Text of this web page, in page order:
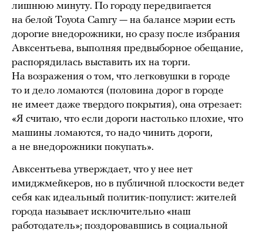
лишнюю минуту. По городу передвигается
на белой Toyota Camry — на балансе мэрии есть
дорогие внедорожники, но сразу после избрания
Авксентьева, выполняя предвыборное обещание,
распорядилась выставить их на торги.
На возражения о том, что легковушки в городе
то и дело ломаются (половина дорог в городе
не имеет даже твердого покрытия), она отрезает:
«Я считаю, что если дороги настолько плохие, что
машины ломаются, то надо чинить дороги,
а не внедорожники покупать».
Авксентьева утверждает, что у нее нет
имиджмейкеров, но в публичной плоскости ведет
себя как идеальный политик-популист: жителей
города называет исключительно «наш
работодатель»; поздоровавшись в социальной